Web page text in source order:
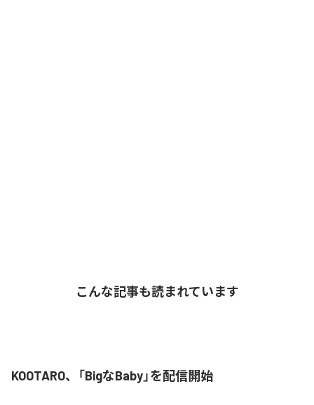
こんな記事も読まれています
KOOTARO、「BigなBaby」を配信開始